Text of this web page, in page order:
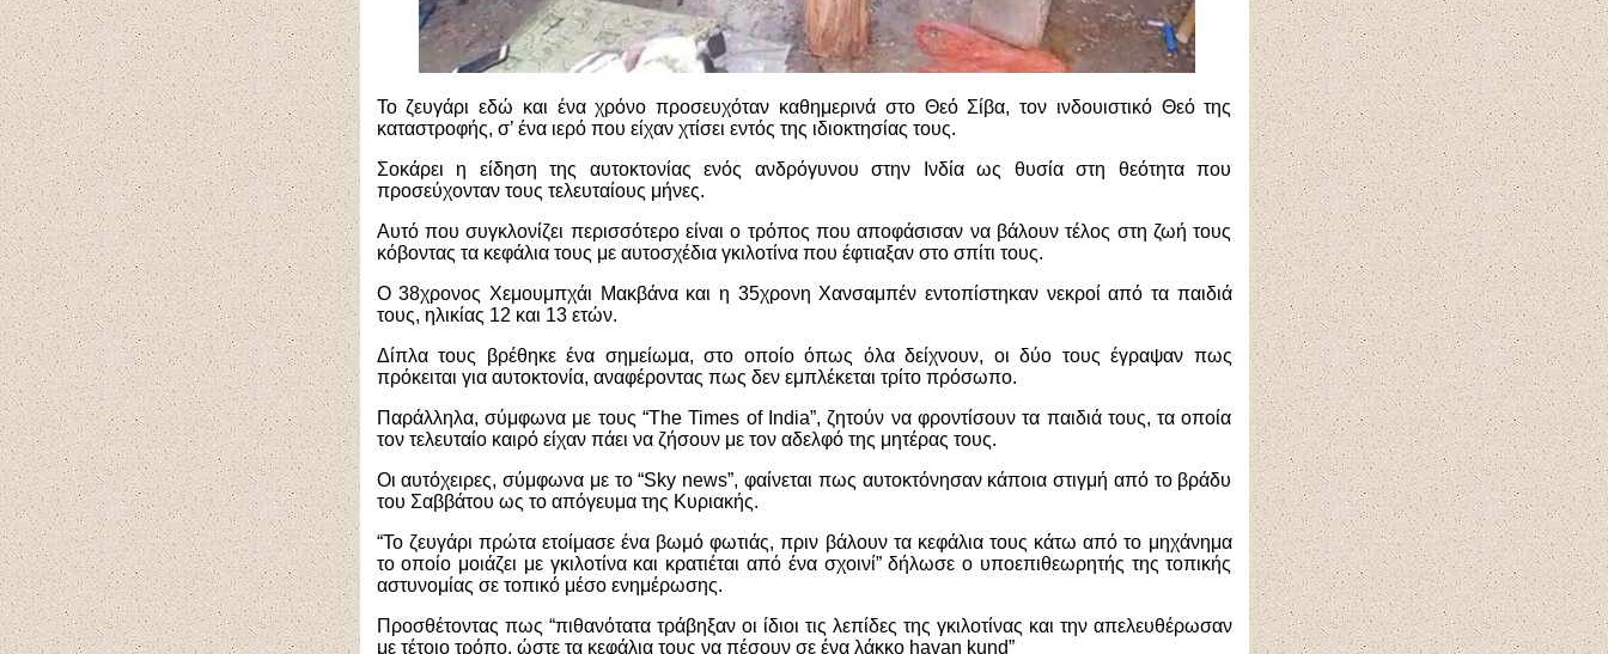
Το ζευγάρι εδώ και ένα χρόνο προσευχόταν καθημερινά στο Θεό Σίβα, τον ινδουιστικό Θεό της
καταστροφής, σ’ ένα ιερό που είχαν χτίσει εντός της ιδιοκτησίας τους.
Σοκάρει η είδηση της αυτοκτονίας ενός ανδρόγυνου στην Ινδία ως θυσία στη θεότητα που
προσεύχονταν τους τελευταίους μήνες.
Αυτό που συγκλονίζει περισσότερο είναι ο τρόπος που αποφάσισαν να βάλουν τέλος στη ζωή τους
κόβοντας τα κεφάλια τους με αυτοσχέδια γκιλοτίνα που έφτιαξαν στο σπίτι τους.
Ο 38χρονος Χεμουμπχάι Μακβάνα και η 35χρονη Χανσαμπέν εντοπίστηκαν νεκροί από τα παιδιά
τους, ηλικίας 12 και 13 ετών.
Δίπλα τους βρέθηκε ένα σημείωμα, στο οποίο όπως όλα δείχνουν, οι δύο τους έγραψαν πως
πρόκειται για αυτοκτονία, αναφέροντας πως δεν εμπλέκεται τρίτο πρόσωπο.
Παράλληλα, σύμφωνα με τους “The Times of India”, ζητούν να φροντίσουν τα παιδιά τους, τα οποία
τον τελευταίο καιρό είχαν πάει να ζήσουν με τον αδελφό της μητέρας τους.
Οι αυτόχειρες, σύμφωνα με το “Sky news”, φαίνεται πως αυτοκτόνησαν κάποια στιγμή από το βράδυ
του Σαββάτου ως το απόγευμα της Κυριακής.
“Το ζευγάρι πρώτα ετοίμασε ένα βωμό φωτιάς, πριν βάλουν τα κεφάλια τους κάτω από το μηχάνημα
το οποίο μοιάζει με γκιλοτίνα και κρατιέται από ένα σχοινί” δήλωσε ο υποεπιθεωρητής της τοπικής
αστυνομίας σε τοπικό μέσο ενημέρωσης.
Προσθέτοντας πως “πιθανότατα τράβηξαν οι ίδιοι τις λεπίδες της γκιλοτίνας και την απελευθέρωσαν
με τέτοιο τρόπο, ώστε τα κεφάλια τους να πέσουν σε ένα λάκκο havan kund”